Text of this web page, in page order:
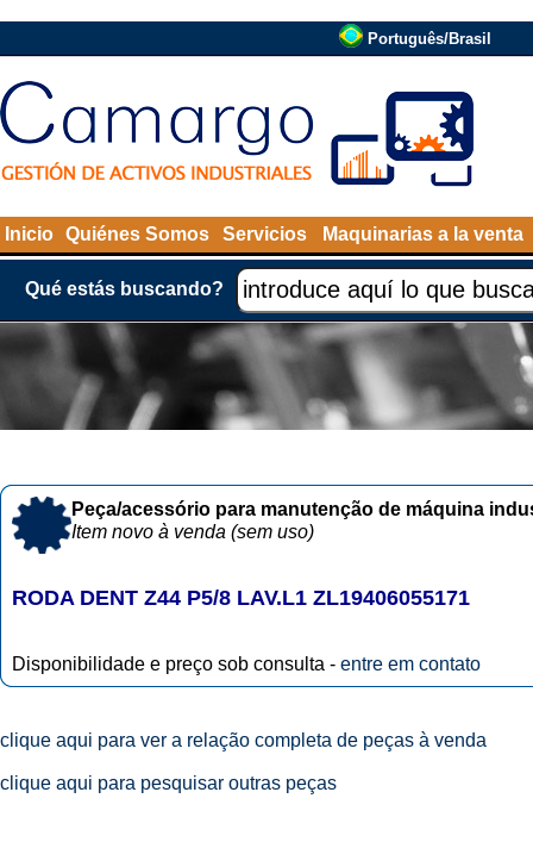
Português/Brasil
Inicio Quiénes Somos Servicios Maquinarias a la venta
Qué estás buscando?
Peça/acessório para manutenção de máquina
Item novo à venda (sem uso)
RODA DENT Z44 P5/8 LAV.L1 ZL19406055171
Disponibilidade e preço sob consulta - entre em contato
clique aqui para ver a relação completa de peças à venda
clique aqui para pesquisar outras peças